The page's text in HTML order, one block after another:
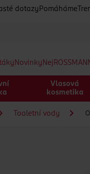
dotazy Pomáháme
Novinky Nej
Vlasová
kosmetika
Toaletní vody